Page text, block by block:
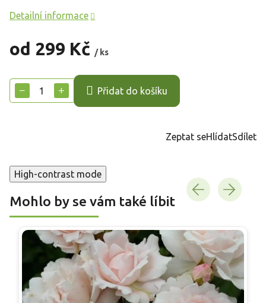
od 299 Kč / ks
cena:
+
− Přidat do košíku
Detailní informace
Zeptat seHlídatSdílet
High-contrast mode
Mohlo by se vám také líbit